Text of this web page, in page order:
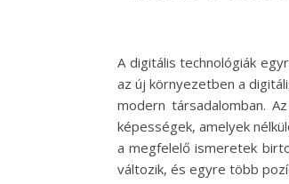
A digitális technológiák
az új környezetben a
modern társadalomban.
képességek, amelyek
a megfelelő ismeretek
változik, és egyre több